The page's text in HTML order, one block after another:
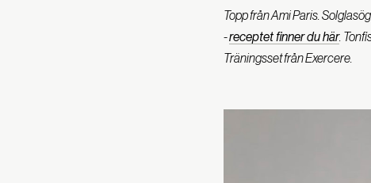
Topp från Ami Paris.
-receptet finner du här.
Träningsset från Exercere.